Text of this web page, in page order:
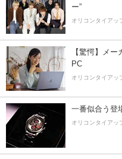
ー”
オリコンタイアッ
【驚愕】メ
PC
オリコンタイアッ
一番似合う登
オリコンタイアッ